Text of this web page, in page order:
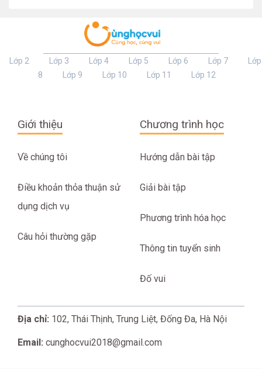
Lớp 2 Lớp 3 Lớp 4 Lớp 5 Lớp 6 Lớp 7
Lớp
8
Lớp 9 Lớp 10 Lớp 11 Lớp 12
Giới thiệu
Về chúng tôi
Điều khoản thỏa thuận sử
dụng dịch vụ
Câu hỏi thường gặp
Chương trình học
Hướng dẫn bài tập
Giải bài tập
Phương trình hóa học
Thông tin tuyển sinh
Đố vui
Địa chỉ: 102, Thái Thịnh, Trung Liệt, Đống Đa, Hà Nội
Email: cunghocvui2018@gmail.com